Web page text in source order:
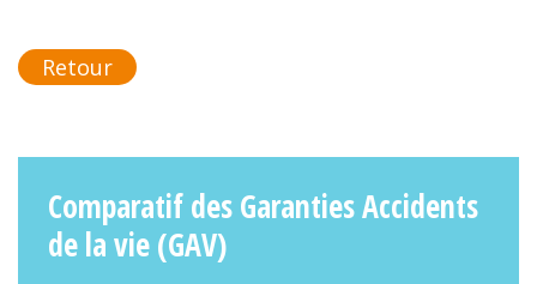
Retour
Comparatif des Garanties Accidents
de la vie (GAV)